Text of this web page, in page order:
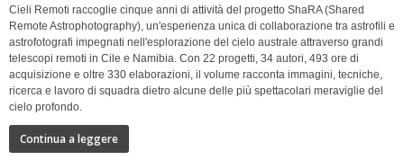
Cieli Remoti raccoglie cinque anni di attività del progetto ShaRA (Shared
Remote Astrophotography), un'esperienza unica di collaborazione tra astrofili e
astrofotografi impegnati nell'esplorazione del cielo australe attraverso grandi
telescopi remoti in Cile e Namibia. Con 22 progetti, 34 autori, 493 ore di
acquisizione e oltre 330 elaborazioni, il volume racconta immagini, tecniche,
ricerca e lavoro di squadra dietro alcune delle più spettacolari meraviglie del
cielo profondo.
Continua a leggere